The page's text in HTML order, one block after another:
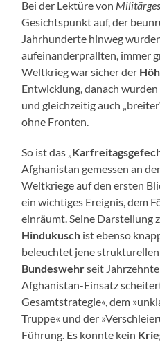
Bei der Lektüre von
Gesichtspunkt auf, der
Jahrhunderte hinweg
aufeinanderprallten, immer
Weltkrieg war sicher der
Entwicklung, danach wurden
und gleichzeitig auch
ohne Fronten.
So ist das „
Afghanistan gemessen an
Weltkriege auf den ersten
ein wichtiges Ereignis, dem
einräumt. Seine Darstellung
Hindukusch ist ebenso
beleuchtet jene
Bundeswehrseit
Afghanistan-Einsatz
Gesamtstrategie«, dem
Truppe« und der
Führung. Es konnte kein